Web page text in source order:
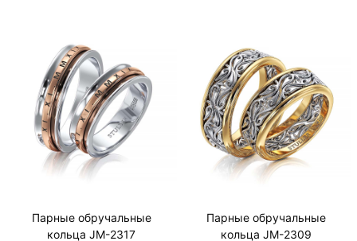
Парные обручальные
кольца JM-2317
Парные обручальные
кольца JM-2309